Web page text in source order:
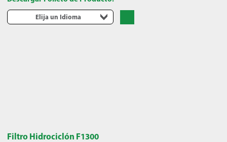
Elija un Idioma
Filtro Hidrociclón F1300